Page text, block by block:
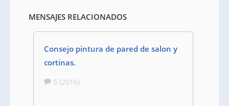
MENSAJES RELACIONADOS
Consejo pintura de pared de salon y
cortinas.
5 (2016)